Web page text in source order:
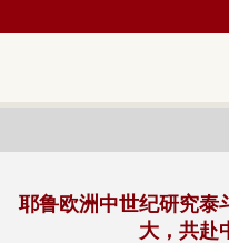
耶鲁欧洲中世纪研究泰
大，共赴